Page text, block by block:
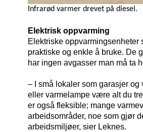
Infrarød varmer drevet på diesel.
Elektrisk oppvarming
Elektriske oppvarmingsenheter
praktiske og enkle å bruke. De
har ingen avgasser man må ta
– I små lokaler som garasjer
eller varmelampe være alt du
er også fleksible; mange
arbeidsområder, noe som gjør
arbeidsmiljøer, sier Leknes.